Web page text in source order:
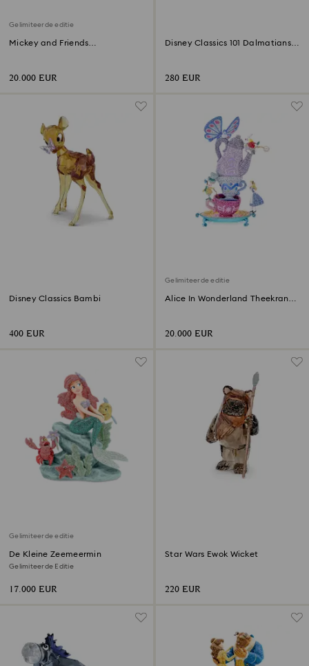
Gelimiteerde editie
Mickey and Friends
20.000 EUR
Disney Classics 101 Dalmatians -
280 EUR
Disney Classics Bambi
400 EUR
Gelimiteerde editie
Alice In Wonderland Theekransje
20.000 EUR
Gelimiteerde editie
De Kleine Zeemeermin
Gelimiteerde Editie
17.000 EUR
Star Wars Ewok Wicket
220 EUR